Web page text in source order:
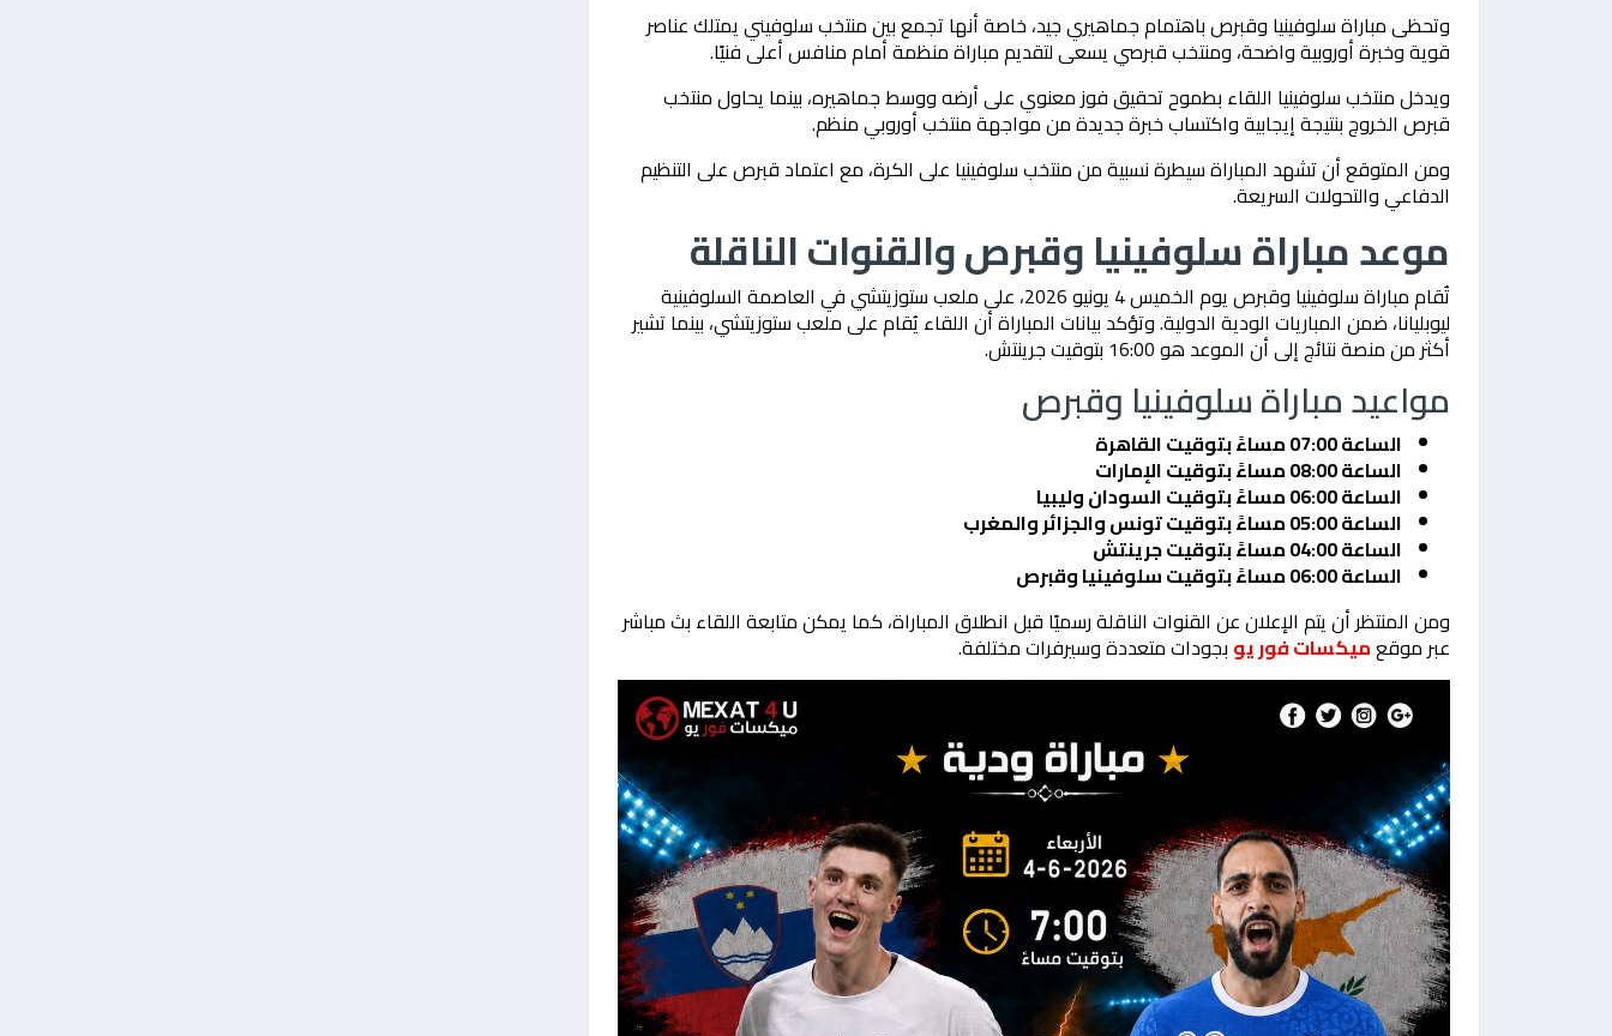
وتحظى مباراة سلوفينيا وقبرص باهتمام جماهيري جيد، خاصة أنها تجمع بين منتخب سلوفيني يمتلك عناصر
قوية وخبرة أوروبية واضحة، ومنتخب قبرصي يسعى لتقديم مباراة منظمة أمام منافس أعلى فنيًا.
ويدخل منتخب سلوفينيا اللقاء بطموح تحقيق فوز معنوي على أرضه ووسط جماهيره، بينما يحاول منتخب
قبرص الخروج بنتيجة إيجابية واكتساب خبرة جديدة من مواجهة منتخب أوروبي منظم.
ومن المتوقع أن تشهد المباراة سيطرة نسبية من منتخب سلوفينيا على الكرة، مع اعتماد قبرص على التنظيم
الدفاعي والتحولات السريعة.
موعد مباراة سلوفينيا وقبرص والقنوات الناقلة
تُقام مباراة سلوفينيا وقبرص يوم الخميس 4 يونيو 2026، على ملعب ستوزيتشي في العاصمة السلوفينية
ليوبليانا، ضمن المباريات الودية الدولية. وتؤكد بيانات المباراة أن اللقاء يُقام على ملعب ستوزيتشي، بينما تشير
أكثر من منصة نتائج إلى أن الموعد هو 16:00 بتوقيت جرينتش.
مواعيد مباراة سلوفينيا وقبرص
الساعة 07:00 مساءً بتوقيت القاهرة
الساعة 08:00 مساءً بتوقيت الإمارات
الساعة 06:00 مساءً بتوقيت السودان وليبيا
الساعة 05:00 مساءً بتوقيت تونس والجزائر والمغرب
الساعة 04:00 مساءً بتوقيت جرينتش
الساعة 06:00 مساءً بتوقيت سلوفينيا وقبرص
ومن المنتظر أن يتم الإعلان عن القنوات الناقلة رسميًا قبل انطلاق المباراة، كما يمكن متابعة اللقاء بث مباشر
عبر موقعميكسات فور يو بجودات متعددة وسيرفرات مختلفة.